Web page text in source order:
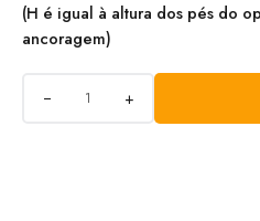
(H é igual à altura dos pés do
ancoragem)
+